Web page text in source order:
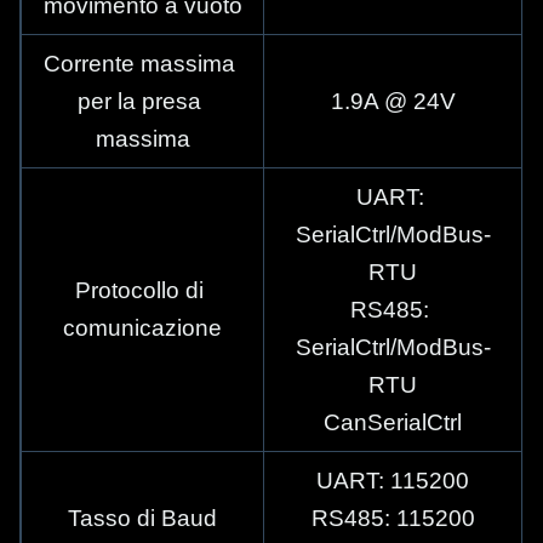
movimento a vuoto
Corrente massima
per la presa
massima
1.9A @ 24V
Protocollo di
comunicazione
UART:
SerialCtrl/ModBus-
RTU
RS485:
SerialCtrl/ModBus-
RTU
CanSerialCtrl
Tasso di Baud
UART: 115200
RS485: 115200